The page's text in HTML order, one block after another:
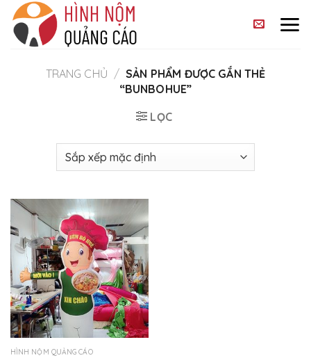
Skip
content
TRANG CHỦ / SẢN PHẨM ĐƯỢC GẮN THẺ
“BUNBOHUE”
LỌC
HÌNH NỘM QUẢNG CÁO